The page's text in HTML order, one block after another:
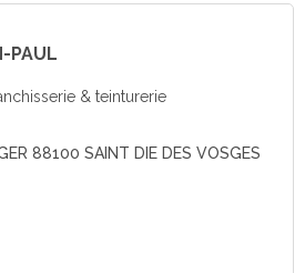
PAUL
& teinturerie
88100 SAINT DIE DES VOSGES